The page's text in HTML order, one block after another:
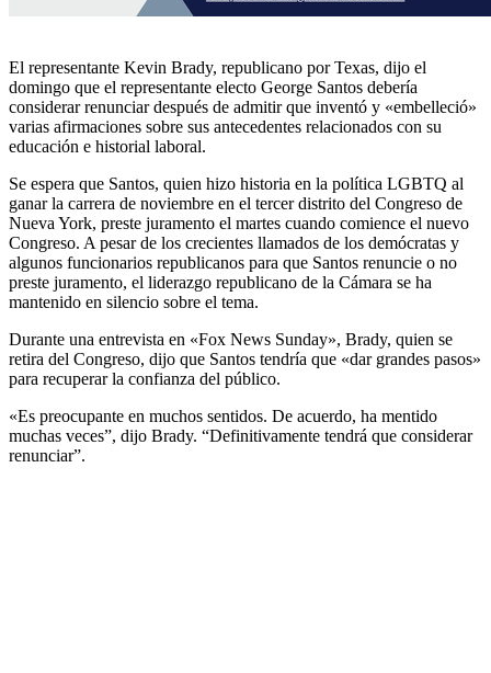
El representante Kevin Brady, republicano por Texas, dijo el
domingo que el representante electo George Santos debería
considerar renunciar después de admitir que inventó y «embelleció»
varias afirmaciones sobre sus antecedentes relacionados con su
educación e historial laboral.
Se espera que Santos, quien hizo historia en la política LGBTQ al
ganar la carrera de noviembre en el tercer distrito del Congreso de
Nueva York, preste juramento el martes cuando comience el nuevo
Congreso. A pesar de los crecientes llamados de los demócratas y
algunos funcionarios republicanos para que Santos renuncie o no
preste juramento, el liderazgo republicano de la Cámara se ha
mantenido en silencio sobre el tema.
Durante una entrevista en «Fox News Sunday», Brady, quien se
retira del Congreso, dijo que Santos tendría que «dar grandes pasos»
para recuperar la confianza del público.
«Es preocupante en muchos sentidos. De acuerdo, ha mentido
muchas veces”, dijo Brady. “Definitivamente tendrá que considerar
renunciar”.